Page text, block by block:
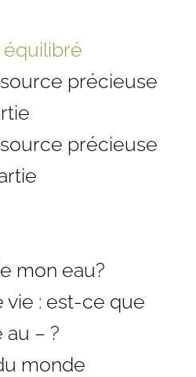
équilibré
précieuse
précieuse
mon eau?
vie : est-ce que
au – ?
monde